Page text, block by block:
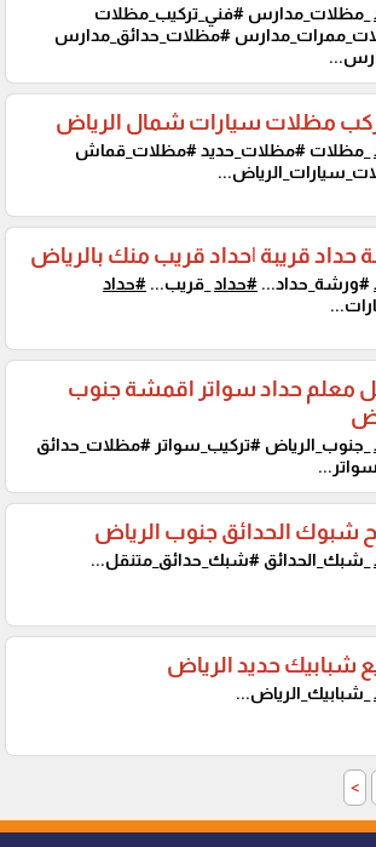
_مظلات_مدارس #فني_تركيب_مظلات
#مظلات_حدائق_مدارس
مظلات سيارات شمال الرياض
_مظلات #مظلات_حديد #مظلات_قماش
حداد قريبة |حداد قريب منك بالرياض
#ورشة_حداد... #حداد _قريب... #حداد
معلم حداد سواتر اقمشة جنوب
_جنوب_الرياض #تركيب_سواتر #مظلات_حدائق
شبوك الحدائق جنوب الرياض
_شبك_الحدائق #شبك_حدائق_متنقل...
شبابيك حديد الرياض
_شبابيك_الرياض...
>